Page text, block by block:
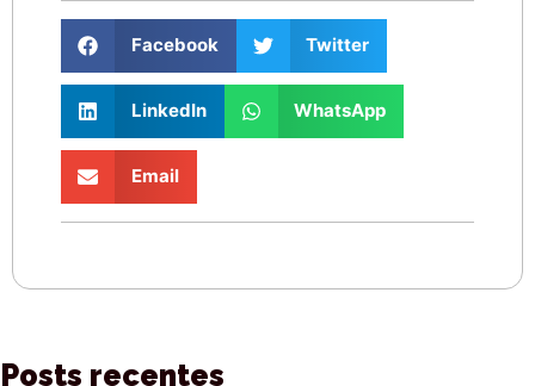
Facebook Twitter
LinkedIn WhatsApp
Email
Posts recentes